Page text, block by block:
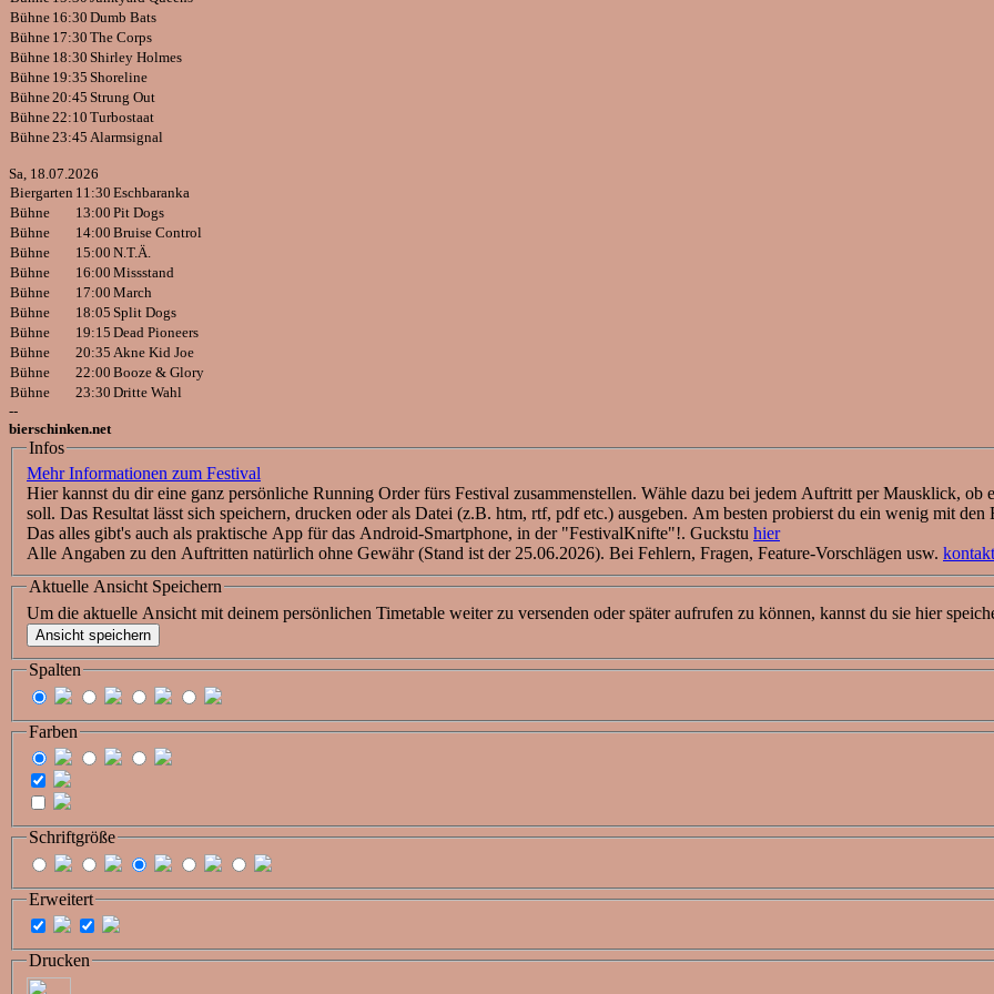
Bühne 16:30 Dumb Bats
Bühne 17:30 The Corps
Bühne 18:30 Shirley Holmes
Bühne 19:35 Shoreline
Bühne20:45 Strung Out
Bühne22:10 Turbostaat
Bühne23:45 Alarmsignal
Sa, 18.07.2026
Biergarten 11:30 Eschbaranka
Bühne
13:00 Pit Dogs
Bühne
14:00 Bruise Control
Bühne
15:00 N.T.Ä.
Bühne
16:00 Missstand
Bühne
17:00 March
Bühne
18:05 Split Dogs
Bühne
19:15 Dead Pioneers
Bühne
20:35 Akne Kid Joe
Bühne
22:00 Booze & Glory
Bühne
23:30 Dritte Wahl
--
bierschinken.net
Infos
Mehr Informationen zum Festival
Hier kannst du dir eine ganz persönliche Running Order fürs Festival zusammenstellen. Wähle dazu bei jedem Auftritt per Mausklick, ob
soll. Das Resultat lässt sich speichern, drucken oder als Datei (z.B. htm, rtf, pdf etc.) ausgeben. Am besten probierst du ein wenig mit
Das alles gibt's auch als praktische App für das Android-Smartphone, in der "FestivalKnifte"!. Guckstu hier
Alle Angaben zu den Auftritten natürlich ohne Gewähr (Stand ist der 25.06.2026). Bei Fehlern, Fragen, Feature-Vorschlägen usw.
Aktuelle Ansicht Speichern
Um die aktuelle Ansicht mit deinem persönlichen Timetable weiter zu versenden oder später aufrufen zu können, kannst du sie hier
Spalten
Farben
Schriftgröße
Erweitert
Drucken